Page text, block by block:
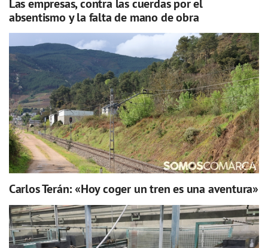
Las empresas, contra las cuerdas por el
absentismo y la falta de mano de obra
Carlos Terán: «Hoy coger un tren es una aventura»